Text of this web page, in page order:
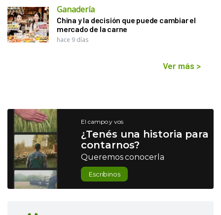
Ganadería
China y la decisión que puede cambiar el
mercado de la carne
hace 9 días
Ver más >
El campo y vos
¿Tenés una historia para
contarnos?
Queremos conocerla
Escribinos